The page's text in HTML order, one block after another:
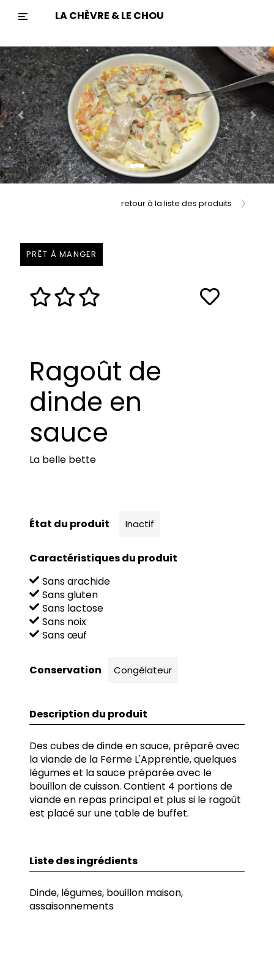
LA CHÈVRE & LE CHOU
Previous Next
PRÊT À MANGER
retour à la liste des produits
Ragoût de
dinde en
sauce
La belle bette
État du produit Inactif
Caractéristiques du produit
Sans arachide
Sans gluten
Sans lactose
Sans noix
Sans œuf
Conservation Congélateur
Description du produit
Des cubes de dinde en sauce, préparé avec
la viande de la Ferme L'Apprentie, quelques
légumes et la sauce préparée avec le
bouillon de cuisson. Contient 4 portions de
viande en repas principal et plus si le ragoût
est placé sur une table de buffet.
Liste des ingrédients
Dinde, légumes, bouillon maison,
assaisonnements